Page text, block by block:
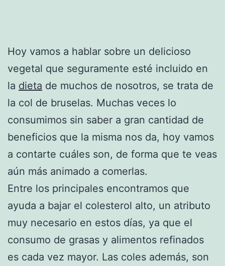
Hoy vamos a hablar sobre un delicioso
vegetal que seguramente esté incluido en
la dieta de muchos de nosotros, se trata de
la col de bruselas. Muchas veces lo
consumimos sin saber a gran cantidad de
beneficios que la misma nos da, hoy vamos
a contarte cuáles son, de forma que te veas
aún más animado a comerlas.
Entre los principales encontramos que
ayuda a bajar el colesterol alto, un atributo
muy necesario en estos días, ya que el
consumo de grasas y alimentos refinados
es cada vez mayor. Las coles además, son